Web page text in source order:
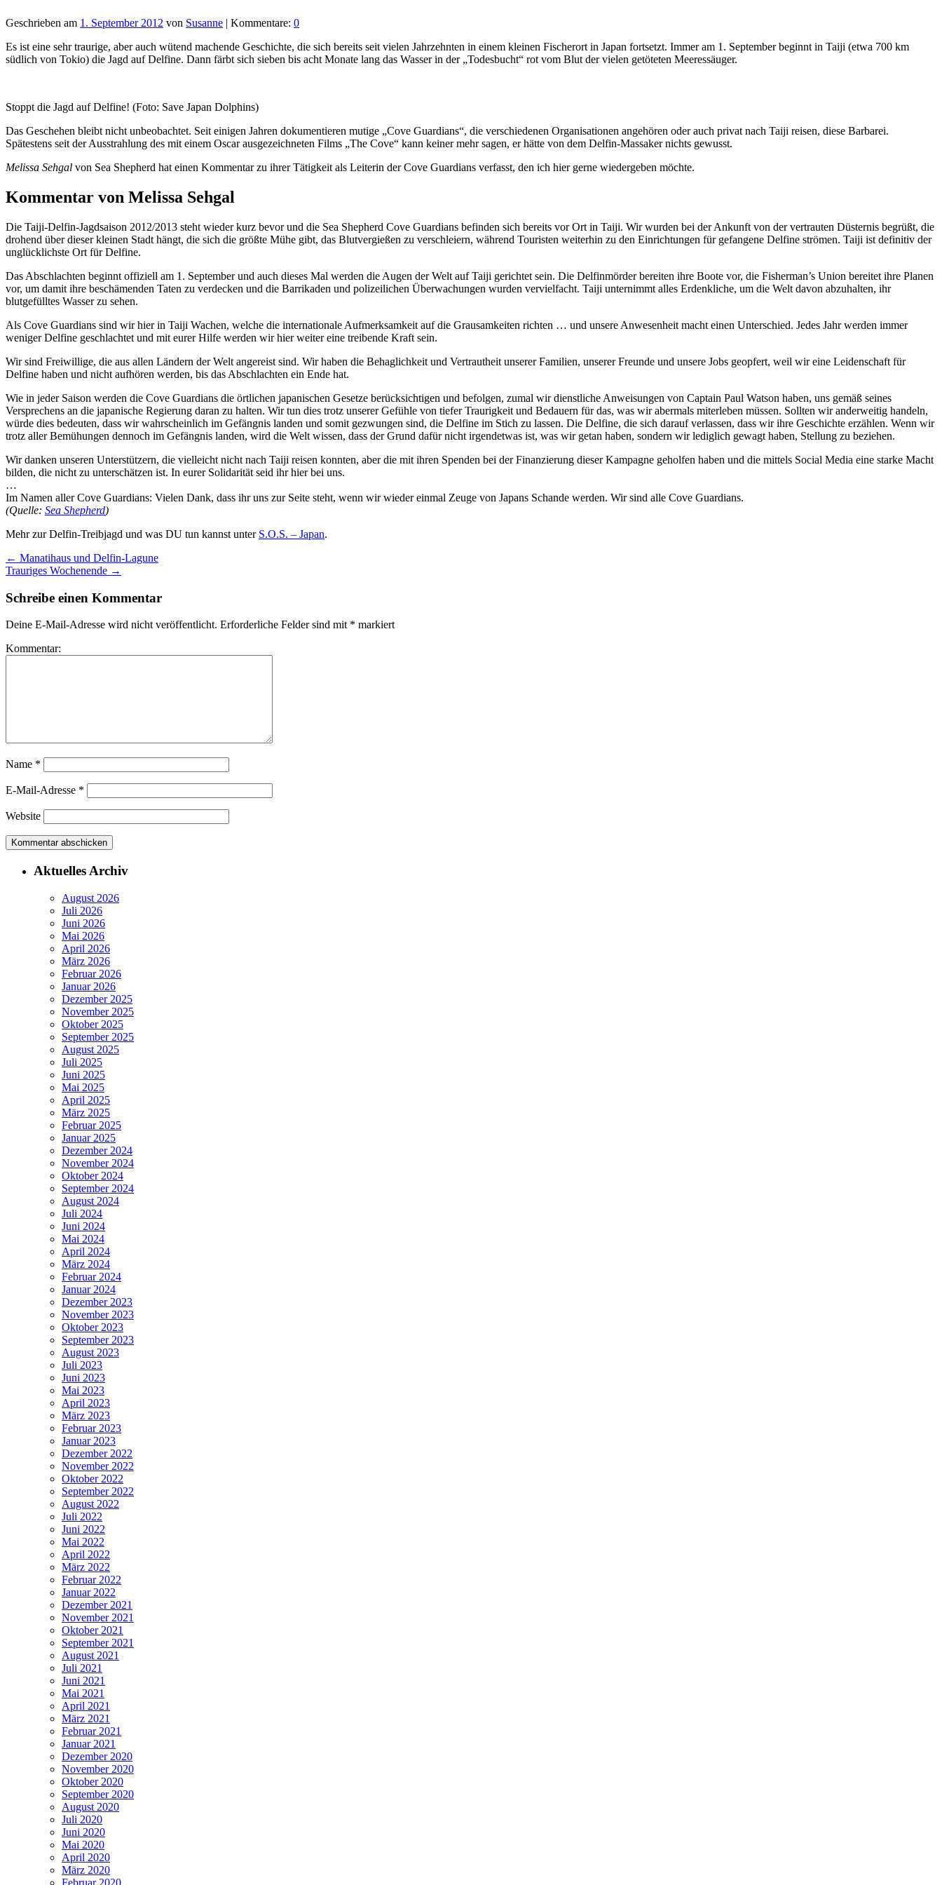
Geschrieben am 1. September 2012 von Susanne | Kommentare: 0
Es ist eine sehr traurige, aber auch wütend machende Geschichte, die sich bereits seit vielen Jahrzehnten in einem kleinen Fischerort in Japan fortsetzt. Immer am 1. September beginnt in Taiji (etwa 700 km
südlich von Tokio) die Jagd auf Delfine. Dann färbt sich sieben bis acht Monate lang das Wasser in der „Todesbucht“ rot vom Blut der vielen getöteten Meeressäuger.
Stoppt die Jagd auf Delfine! (Foto: Save Japan Dolphins)
Das Geschehen bleibt nicht unbeobachtet. Seit einigen Jahren dokumentieren mutige „Cove Guardians“, die verschiedenen Organisationen angehören oder auch privat nach Taiji reisen, diese Barbarei.
Spätestens seit der Ausstrahlung des mit einem Oscar ausgezeichneten Films „The Cove“ kann keiner mehr sagen, er hätte von dem Delfin-Massaker nichts gewusst.
Melissa Sehgal von Sea Shepherd hat einen Kommentar zu ihrer Tätigkeit als Leiterin der Cove Guardians verfasst, den ich hier gerne wiedergeben möchte.
Kommentar von Melissa Sehgal
Die Taiji-Delfin-Jagdsaison 2012/2013 steht wieder kurz bevor und die Sea Shepherd Cove Guardians befinden sich bereits vor Ort in Taiji. Wir wurden bei der Ankunft von der vertrauten Düsternis begrüßt, die
drohend über dieser kleinen Stadt hängt, die sich die größte Mühe gibt, das Blutvergießen zu verschleiern, während Touristen weiterhin zu den Einrichtungen für gefangene Delfine strömen. Taiji ist definitiv der
unglücklichste Ort für Delfine.
Das Abschlachten beginnt offiziell am 1. September und auch dieses Mal werden die Augen der Welt auf Taiji gerichtet sein. Die Delfinmörder bereiten ihre Boote vor, die Fisherman’s Union bereitet ihre Planen
vor, um damit ihre beschämenden Taten zu verdecken und die Barrikaden und polizeilichen Überwachungen wurden vervielfacht. Taiji unternimmt alles Erdenkliche, um die Welt davon abzuhalten, ihr
blutgefülltes Wasser zu sehen.
Als Cove Guardians sind wir hier in Taiji Wachen, welche die internationale Aufmerksamkeit auf die Grausamkeiten richten … und unsere Anwesenheit macht einen Unterschied. Jedes Jahr werden immer
weniger Delfine geschlachtet und mit eurer Hilfe werden wir hier weiter eine treibende Kraft sein.
Wir sind Freiwillige, die aus allen Ländern der Welt angereist sind. Wir haben die Behaglichkeit und Vertrautheit unserer Familien, unserer Freunde und unsere Jobs geopfert, weil wir eine Leidenschaft für
Delfine haben und nicht aufhören werden, bis das Abschlachten ein Ende hat.
Wie in jeder Saison werden die Cove Guardians die örtlichen japanischen Gesetze berücksichtigen und befolgen, zumal wir dienstliche Anweisungen von Captain Paul Watson haben, uns gemäß seines
Versprechens an die japanische Regierung daran zu halten. Wir tun dies trotz unserer Gefühle von tiefer Traurigkeit und Bedauern für das, was wir abermals miterleben müssen. Sollten wir anderweitig handeln,
würde dies bedeuten, dass wir wahrscheinlich im Gefängnis landen und somit gezwungen sind, die Delfine im Stich zu lassen. Die Delfine, die sich darauf verlassen, dass wir ihre Geschichte erzählen. Wenn wir
trotz aller Bemühungen dennoch im Gefängnis landen, wird die Welt wissen, dass der Grund dafür nicht irgendetwas ist, was wir getan haben, sondern wir lediglich gewagt haben, Stellung zu beziehen.
Wir danken unseren Unterstützern, die vielleicht nicht nach Taiji reisen konnten, aber die mit ihren Spenden bei der Finanzierung dieser Kampagne geholfen haben und die mittels Social Media eine starke Macht
bilden, die nicht zu unterschätzen ist. In eurer Solidarität seid ihr hier bei uns.
…
Im Namen aller Cove Guardians: Vielen Dank, dass ihr uns zur Seite steht, wenn wir wieder einmal Zeuge von Japans Schande werden. Wir sind alle Cove Guardians.
(Quelle: Sea Shepherd)
Mehr zur Delfin-Treibjagd und was DU tun kannst unter S.O.S. – Japan.
← Manatihaus und Delfin-Lagune
Trauriges Wochenende →
Schreibe einen Kommentar
Deine E-Mail-Adresse wird nicht veröffentlicht. Erforderliche Felder sind mit * markiert
Kommentar:
Name *
E-Mail-Adresse *
Website
Aktuelles Archiv
August 2026
Juli 2026
Juni 2026
Mai 2026
April 2026
März 2026
Februar 2026
Januar 2026
Dezember 2025
November 2025
Oktober 2025
September 2025
August 2025
Juli 2025
Juni 2025
Mai 2025
April 2025
März 2025
Februar 2025
Januar 2025
Dezember 2024
November 2024
Oktober 2024
September 2024
August 2024
Juli 2024
Juni 2024
Mai 2024
April 2024
März 2024
Februar 2024
Januar 2024
Dezember 2023
November 2023
Oktober 2023
September 2023
August 2023
Juli 2023
Juni 2023
Mai 2023
April 2023
März 2023
Februar 2023
Januar 2023
Dezember 2022
November 2022
Oktober 2022
September 2022
August 2022
Juli 2022
Juni 2022
Mai 2022
April 2022
März 2022
Februar 2022
Januar 2022
Dezember 2021
November 2021
Oktober 2021
September 2021
August 2021
Juli 2021
Juni 2021
Mai 2021
April 2021
März 2021
Februar 2021
Januar 2021
Dezember 2020
November 2020
Oktober 2020
September 2020
August 2020
Juli 2020
Juni 2020
Mai 2020
April 2020
März 2020
Februar 2020